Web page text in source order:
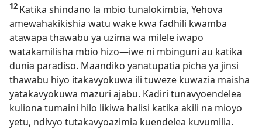
12 Katika shindano la mbio tunalokimbia, Yehova
amewahakikishia watu wake kwa fadhili kwamba
atawapa thawabu ya uzima wa milele iwapo
watakamilisha mbio hizo—iwe ni mbinguni au katika
dunia paradiso. Maandiko yanatupatia picha ya jinsi
thawabu hiyo itakavyokuwa ili tuweze kuwazia maisha
yatakavyokuwa mazuri ajabu. Kadiri tunavyoendelea
kuliona tumaini hilo likiwa halisi katika akili na mioyo
yetu, ndivyo tutakavyoazimia kuendelea kuvumilia.